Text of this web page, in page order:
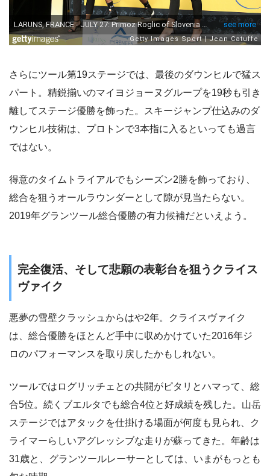
さらにツール第19ステージでは、最後のダウンヒルで猛ス
パート。精鋭揃いのマイヨジョーヌグループを19秒も引き
離してステージ優勝を飾った。スキージャンプ仕込みのダ
ウンヒル技術は、プロトンで3本指に入るといっても過言
ではない。
得意のタイムトライアルでもシーズン2勝を飾っており、
総合を狙うオールラウンダーとして隙が見当たらない。
2019年グランツール総合優勝の有力候補だといえよう。
完全復活、そして悲願の表彰台を狙うクライス
ヴァイク
悪夢の雪壁クラッシュからはや2年。クライスヴァイク
は、総合優勝をほとんど手中に収めかけていた2016年ジ
ロのパフォーマンスを取り戻したかもしれない。
ツールではログリッチェとの共闘がピタリとハマって、総
合5位。続くブエルタでも総合4位と好成績を残した。山岳
ステージではアタックを仕掛ける場面が何度も見られ、ク
ライマーらしいアグレッシブな走りが蘇ってきた。年齢は
31歳と、グランツールレーサーとしては、いまがもっとも